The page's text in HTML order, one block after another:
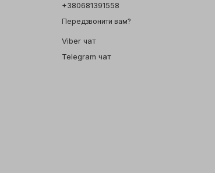
+380681391558
Передзвонити вам?
Viber чат
Telegram чат